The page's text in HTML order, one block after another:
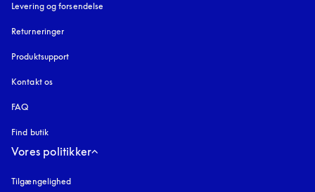
Levering og forsendelse
Returneringer
Produktsupport
Kontakt os
FAQ
Find butik
Vores politikker
Tilgængelighed